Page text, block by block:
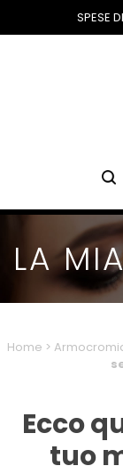
SPESE
LA
Home >
Ecco
tuo